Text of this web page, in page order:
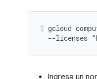
gcloud
Ingresa un